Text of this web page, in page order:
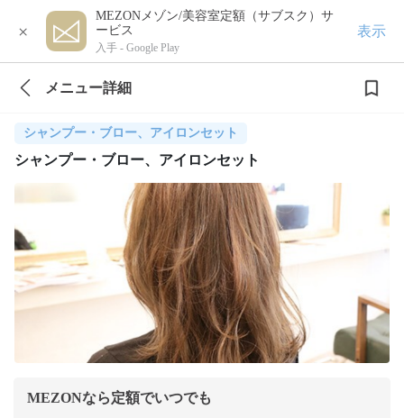
×
MEZONメゾン/美容室定額（サブスク）サ
ービス
入手 - Google Play
表示
メニュー詳細
シャンプー・ブロー、アイロンセット
シャンプー・ブロー、アイロンセット
MEZONなら定額でいつでも